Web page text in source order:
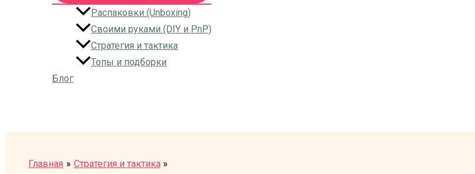
Распаковки (Unboxing)
Своими руками (DIY и PnP)
Стратегия и тактика
Топы и подборки
Блог
Главная
Стратегия и тактика